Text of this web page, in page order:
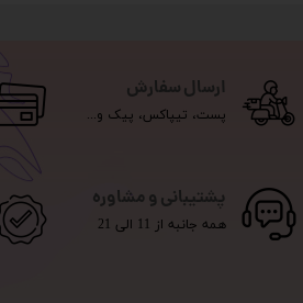
ارسال سفارش
پست، تیپاکس، پیک و...
پشتیبانی و مشاوره
همه جانبه از 11 الی 21